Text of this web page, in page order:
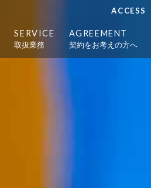
ACCESS
SERVICE
取扱業務
AGREEMENT
契約をお考えの方へ